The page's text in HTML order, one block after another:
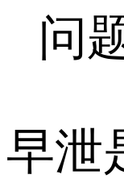
问
早泄